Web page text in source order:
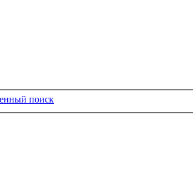
поиск